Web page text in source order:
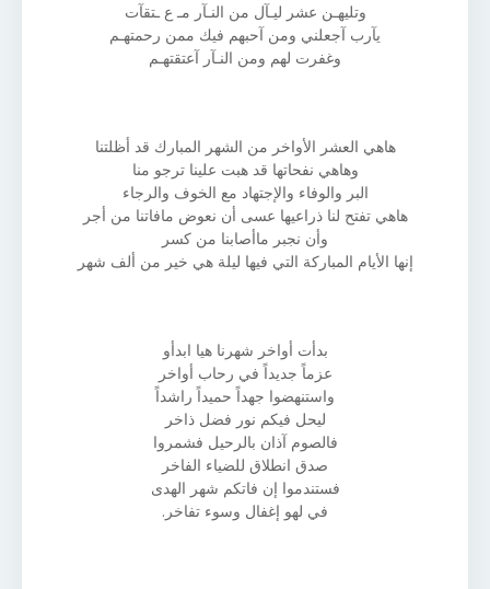
وتليهـن عشر ليـآل من النـآر مـ ع ـتقآت
يآرب آجعلني ومن آحبهم فيك ممن رحمتهـم
وغفرت لهم ومن النـآر آعتقتهـم
هاهي العشر الأواخر من الشهر المبارك قد أظلتنا
وهاهي نفحاتها قد هبت علينا ترجو منا
البر والوفاء والإجتهاد مع الخوف والرجاء
هاهي تفتح لنا ذراعيها عسى أن نعوض مافاتنا من أجر
وأن نجبر ماأصابنا من كسر
إنها الأيام المباركة التي فيها ليلة هي خير من ألف شهر
بدأت أواخر شهرنا هيا ابدأو
عزماً جديداً في رحاب أواخر
واستنهضوا جهداً حميداً راشداً
ليحل فيكم نور فضل ذاخر
فالصوم آذان بالرحيل فشمروا
صدق انطلاق للضياء الفاخر
فستندموا إن فاتكم شهر الهدى
في لهو إغفال وسوء تفاخر.